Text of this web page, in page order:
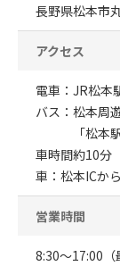
長野県松本市
アクセス
電車：JR松本
バス：松本周
「松本駅お
車時間約10分
車：松本ICか
営業時間
8:30～17:00（